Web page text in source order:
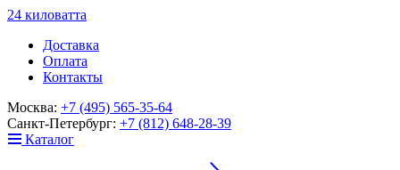
24 киловатта
Доставка
Оплата
Контакты
Москва: +7 (495) 565-35-64
Санкт-Петербург: +7 (812) 648-28-39
Каталог